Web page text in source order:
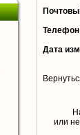
Телефон
Дата
или